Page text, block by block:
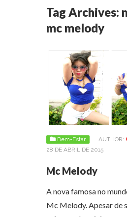
Tag Archives:
mc melody
Bem-Estar AUTHOR:
28 DE ABRIL DE 2015
Mc Melody
A nova famosa no
Mc Melody. Apesar de